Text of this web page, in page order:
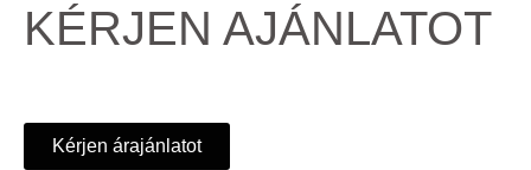
KÉRJEN AJÁNLATOT
Kérjen árajánlatot